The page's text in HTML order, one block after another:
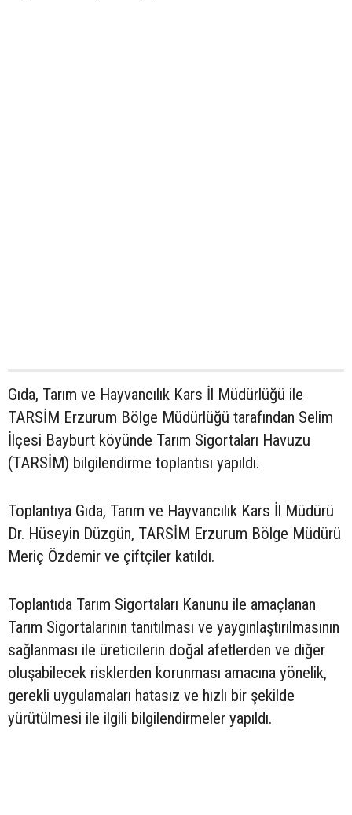
Gıda, Tarım ve Hayvancılık Kars İl Müdürlüğü ile
TARSİM Erzurum Bölge Müdürlüğü tarafından Selim
İlçesi Bayburt köyünde Tarım Sigortaları Havuzu
(TARSİM) bilgilendirme toplantısı yapıldı.
Toplantıya Gıda, Tarım ve Hayvancılık Kars İl Müdürü
Dr. Hüseyin Düzgün, TARSİM Erzurum Bölge Müdürü
Meriç Özdemir ve çiftçiler katıldı.
Toplantıda Tarım Sigortaları Kanunu ile amaçlanan
Tarım Sigortalarının tanıtılması ve yaygınlaştırılmasının
sağlanması ile üreticilerin doğal afetlerden ve diğer
oluşabilecek risklerden korunması amacına yönelik,
gerekli uygulamaları hatasız ve hızlı bir şekilde
yürütülmesi ile ilgili bilgilendirmeler yapıldı.